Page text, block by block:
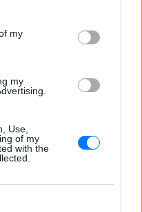
my
my
Use,
of my
with the
Η γκολάρα‑σόλο με
Dortmund κόντρα
Έλληνας επιθετικός σκόραρε
προσγειώνεται σε
στη Μήλο: